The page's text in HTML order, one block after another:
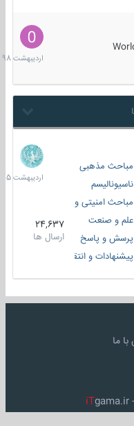
10
1398
مذهبی
امنیتی و اطلاعاتی
و صنعت
و پاسخ
و انتقادات
24,637
ارسال ها
8
1405
ما
iTgama.ir